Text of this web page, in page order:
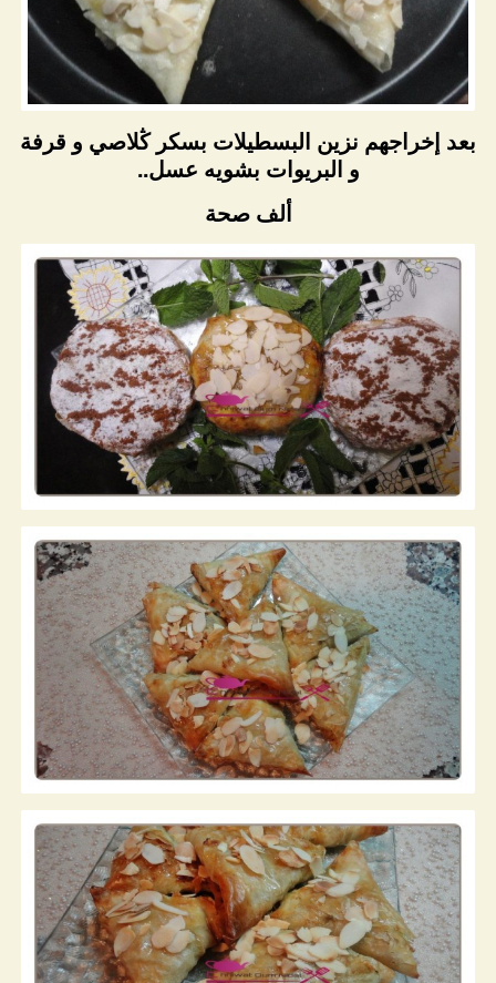
بعد إخراجهم نزين البسطيلات بسكر ڭلاصي و قرفة
و البريوات بشويه عسل..
ألف صحة